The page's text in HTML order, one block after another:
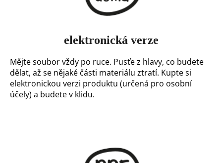
elektronická verze
Mějte soubor vždy po ruce. Pusťe z hlavy, co budete
dělat, až se nějaké části materiálu ztratí. Kupte si
elektronickou verzi produktu (určená pro osobní
účely) a budete v klidu.